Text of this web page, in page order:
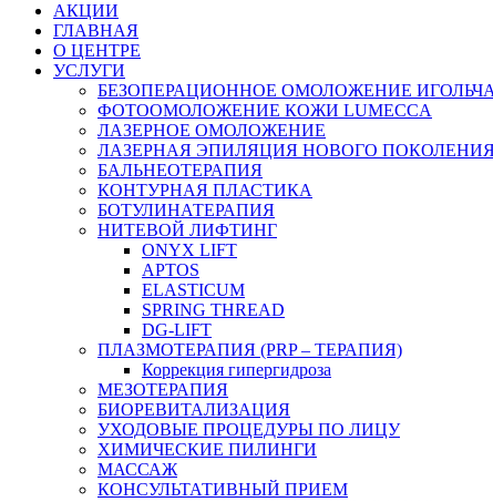
АКЦИИ
ГЛАВНАЯ
О ЦЕНТРЕ
УСЛУГИ
БЕЗОПЕРАЦИОННОЕ ОМОЛОЖЕНИЕ
ФОТООМОЛОЖЕНИЕ КОЖИ LUMECCA
ЛАЗЕРНОЕ ОМОЛОЖЕНИЕ
ЛАЗЕРНАЯ ЭПИЛЯЦИЯ НОВОГО
БАЛЬНЕОТЕРАПИЯ
КОНТУРНАЯ ПЛАСТИКА
БОТУЛИНАТЕРАПИЯ
НИТЕВОЙ ЛИФТИНГ
ONYX LIFT
APTOS
ELASTICUM
SPRING THREAD
DG-LIFT
ПЛАЗМОТЕРАПИЯ (PRP – ТЕРАПИЯ)
Коррекция гипергидроза
МЕЗОТЕРАПИЯ
БИОРЕВИТАЛИЗАЦИЯ
УХОДОВЫЕ ПРОЦЕДУРЫ ПО ЛИЦУ
ХИМИЧЕСКИЕ ПИЛИНГИ
МАССАЖ
КОНСУЛЬТАТИВНЫЙ ПРИЕМ